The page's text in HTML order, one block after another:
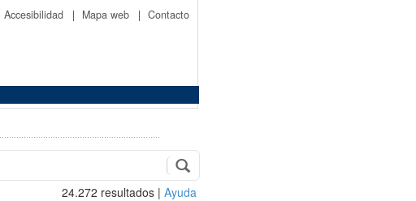
Accesibilidad | Mapa web | Contacto
24.272 resultados | Ayuda